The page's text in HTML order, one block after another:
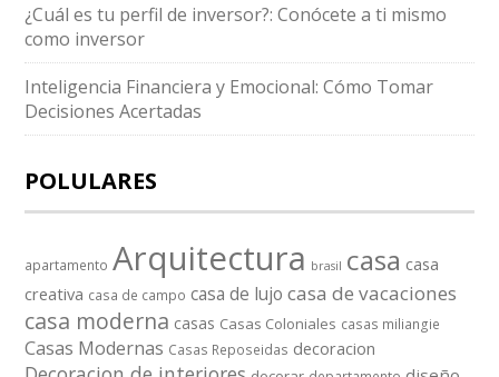
¿Cuál es tu perfil de inversor?: Conócete a ti mismo
como inversor
Inteligencia Financiera y Emocional: Cómo Tomar
Decisiones Acertadas
POLULARES
apartamento Arquitectura brasil casa casa
creativa casa de campo casa de lujo casa de vacaciones
casa moderna casas Casas Coloniales casas miliangie
Casas Modernas Casas Reposeidas decoracion